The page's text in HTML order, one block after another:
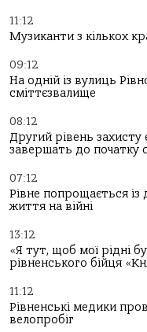
11:12
Музиканти з кількох
09:12
На одній із вулиць
сміттєзвалище
08:12
Другий рівень захисту
завершать до початку
07:12
Рівне попрощається із
життя на війні
13:12
«Я тут, щоб мої рідні
рівненського бійця
11:12
Рівненські медики
велопробіг